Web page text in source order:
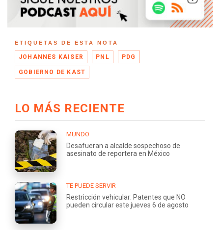
ETIQUETAS DE ESTA NOTA
JOHANNES KAISER PNL PDG
GOBIERNO DE KAST
LO MÁS RECIENTE
MUNDO
Desafueran a alcalde sospechoso de
asesinato de reportera en México
TE PUEDE SERVIR
Restricción vehicular: Patentes que NO
pueden circular este jueves 6 de agosto